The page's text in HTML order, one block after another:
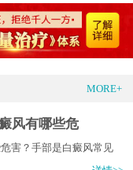
MORE+
风有哪些危
害？手部是白癜风常见